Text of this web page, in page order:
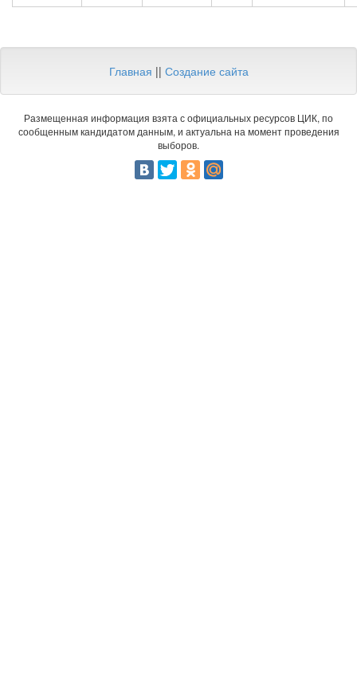
Главная || Создание сайта
Размещенная информация взята с официальных ресурсов ЦИК, по
сообщенным кандидатом данным, и актуальна на момент проведения
выборов.